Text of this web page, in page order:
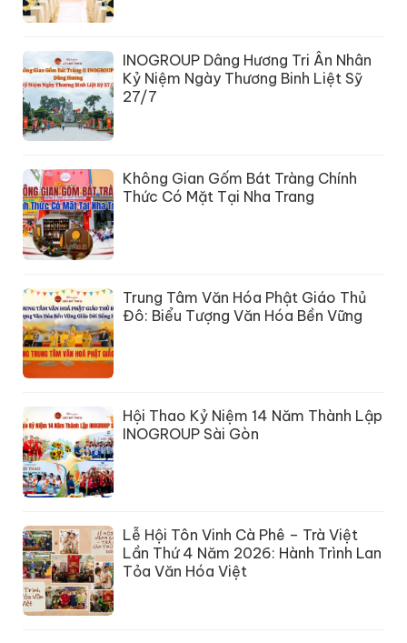
INOGROUP Dâng Hương Tri Ân Nhân
Kỷ Niệm Ngày Thương Binh Liệt Sỹ
27/7
Không Gian Gốm Bát Tràng Chính
Thức Có Mặt Tại Nha Trang
Trung Tâm Văn Hóa Phật Giáo Thủ
Đô: Biểu Tượng Văn Hóa Bền Vững
Hội Thao Kỷ Niệm 14 Năm Thành Lập
INOGROUP Sài Gòn
Lễ Hội Tôn Vinh Cà Phê – Trà Việt
Lần Thứ 4 Năm 2026: Hành Trình Lan
Tỏa Văn Hóa Việt